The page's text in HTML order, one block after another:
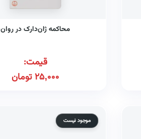
محاکمه ژان‌دارک در روان
قیمت:
25,000تومان
موجود نیست